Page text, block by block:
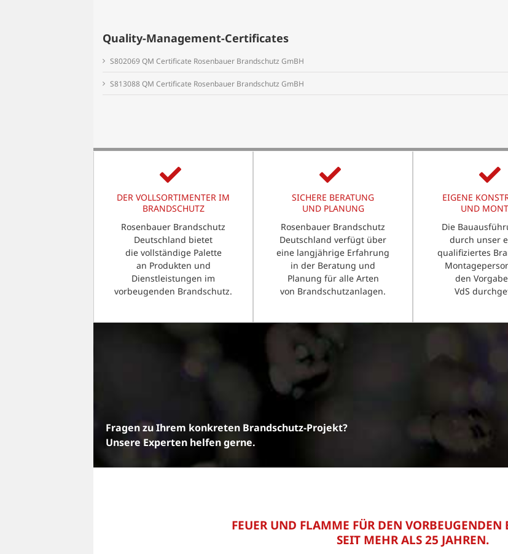
Quality-Management-Certificates
S802069 QM Certificate Rosenbauer Brandschutz GmBH
S813088 QM Certificate Rosenbauer Brandschutz GmBH
DER VOLLSORTIMENTER IM
BRANDSCHUTZ
Rosenbauer Brandschutz
Deutschland bietet
die vollständige Palette
an Produkten und
Dienstleistungen im
vorbeugenden Brandschutz.
SICHERE BERATUNG
UND PLANUNG
Rosenbauer Brandschutz
Deutschland verfügt über
eine langjährige Erfahrung
in der Beratung und
Planung für alle Arten
von Brandschutzanlagen.
EIGENE
UND
Die
durch unser
qualifiziertes
den
VdS
Fragen zu Ihrem konkreten Brandschutz-Projekt?
Unsere Experten helfen gerne.
FEUER UND FLAMME FÜR DEN VORBEUGENDEN
SEIT MEHR ALS 25 JAHREN.